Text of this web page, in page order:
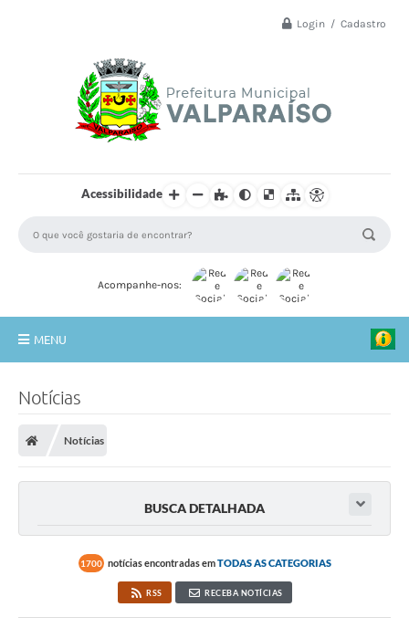
Login / Cadastro
Acessibilidade
Acompanhe-nos:
MENU
Notícias
Notícias
BUSCA DETALHADA
1700 notícias encontradas emTODAS AS CATEGORIAS
RSS RECEBA NOTÍCIAS